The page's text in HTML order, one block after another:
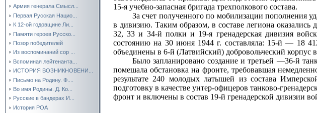
Армия генерала Смысл...
Первая Русская Нацио...
К 12-ой годовщине Ли...
Памяти героев Русско...
Позор победителей
Из воспоминаний сор ...
Вспоминая лейтенанта...
ИСТОРИЯ ВОЗНИКНОВЕНИ...
Письмо на Родину. Ф....
Во имя Родины. Д. Ко...
Русские в бандерах И...
История РОА
15‑я учебно‑запасная бригада трехполкового состава.
За счет полученного по мобилизации пополнения
в дивизию. Таким образом, в составе легиона
32, 33 и 34‑й полки и 19‑я гренадерская дивизия
состоянию на 30 июня 1944 г. составляла: 15‑й — 18
объединены в 6‑й (Латвийский) добровольческий
Было запланировано создание и третьей —36‑й
помешала обстановка на фронте, требовавшая
результате 240 молодых латышей из состава
подготовку в качестве унтер‑офицеров
фронт и включены в состав 19‑й гренадерской дивизии